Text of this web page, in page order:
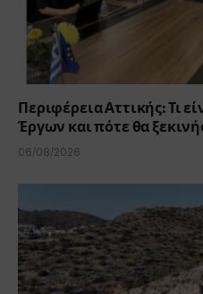
Περιφέρεια Αττικής: Τι
Έργων και πότε θα
06/08/2026